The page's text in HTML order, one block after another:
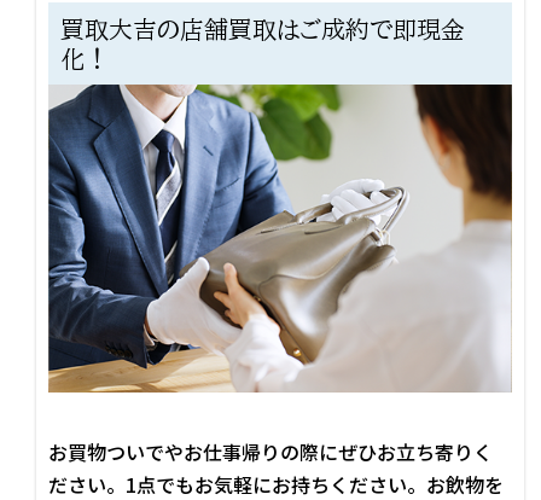
買取大吉の店舗買取はご成約で即現金
化！
お買物ついでやお仕事帰りの際にぜひお立ち寄りく
ださい。1点でもお気軽にお持ちください。お飲物を